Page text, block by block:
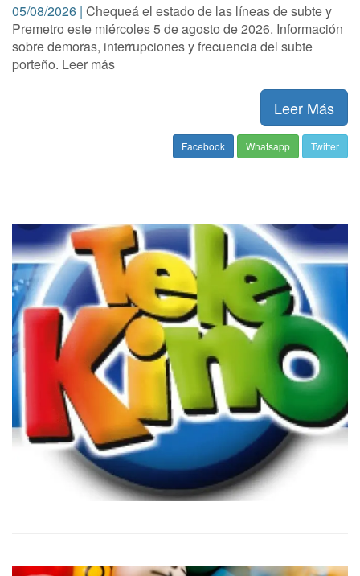
05/08/2026 | Chequeá el estado de las líneas de subte y
Premetro este miércoles 5 de agosto de 2026. Información
sobre demoras, interrupciones y frecuencia del subte
porteño. Leer más
Leer Más
Facebook Whatsapp Twitter